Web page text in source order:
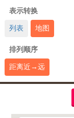
表示转换
列表 地图
排列顺序
距离近→远